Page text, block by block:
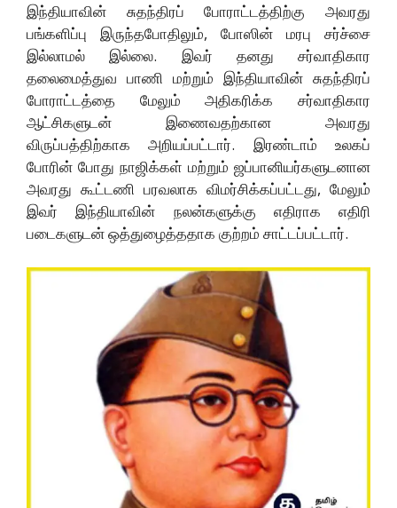
இந்தியாவின் சுதந்திரப் போராட்டத்திற்கு அவரது
பங்களிப்பு இருந்தபோதிலும், போஸின் மரபு சர்ச்சை
இல்லாமல் இல்லை. இவர் தனது சர்வாதிகார
தலைமைத்துவ பாணி மற்றும் இந்தியாவின் சுதந்திரப்
போராட்டத்தை மேலும் அதிகரிக்க சர்வாதிகார
ஆட்சிகளுடன் இணைவதற்கான அவரது
விருப்பத்திற்காக அறியப்பட்டார். இரண்டாம் உலகப்
போரின் போது நாஜிக்கள் மற்றும் ஜப்பானியர்களுடனான
அவரது கூட்டணி பரவலாக விமர்சிக்கப்பட்டது, மேலும்
இவர் இந்தியாவின் நலன்களுக்கு எதிராக எதிரி
படைகளுடன் ஒத்துழைத்ததாக குற்றம் சாட்டப்பட்டார்.